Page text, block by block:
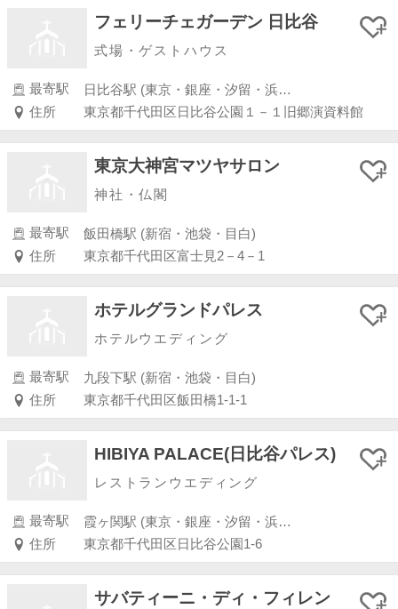
フェリーチェガーデン 日比谷
式場・ゲストハウス
最寄駅
日比谷駅 (東京・銀座・汐留・浜松町・品川・上野・浅草)
住所
東京都千代田区日比谷公園１－１旧郷演資料館
東京大神宮マツヤサロン
神社・仏閣
最寄駅
飯田橋駅 (新宿・池袋・目白)
住所
東京都千代田区富士見2－4－1
ホテルグランドパレス
ホテルウエディング
最寄駅
九段下駅 (新宿・池袋・目白)
住所
東京都千代田区飯田橋1-1-1
HIBIYA PALACE(日比谷パレス)
レストランウエディング
最寄駅
霞ヶ関駅 (東京・銀座・汐留・浜松町・品川・上野・浅草)
住所
東京都千代田区日比谷公園1-6
サバティーニ・ディ・フィレン